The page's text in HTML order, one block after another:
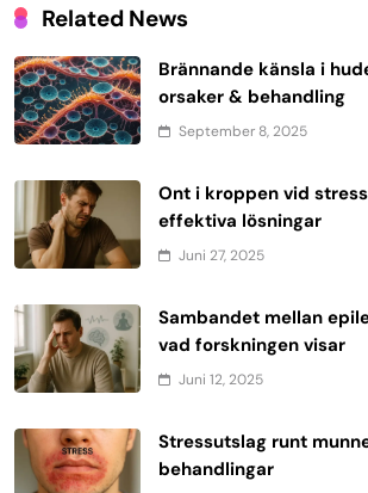
Related News
Brännande känsla i
orsaker & behandling
September 8, 2025
Ont i kroppen vid
effektiva lösningar
Juni 27, 2025
Sambandet mellan
vad forskningen visar
Juni 12, 2025
Stressutslag runt
behandlingar